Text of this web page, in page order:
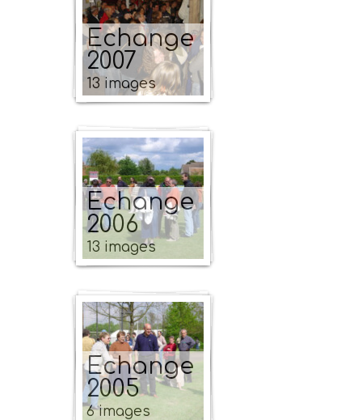
Echange
2007
13 images
Echange
2006
13 images
Echange
2005
6 images